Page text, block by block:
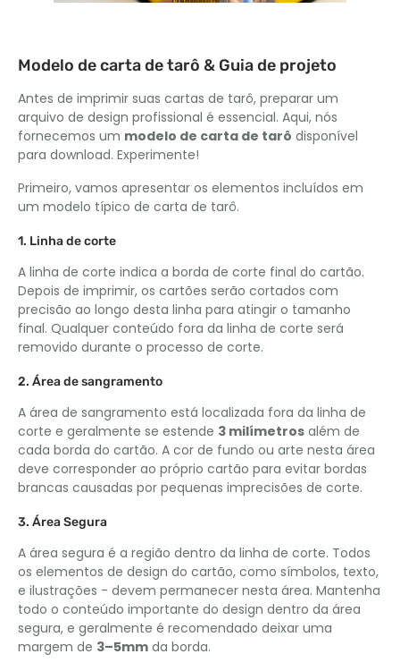
Modelo de carta de tarô & Guia de projeto
Antes de imprimir suas cartas de tarô, preparar um
arquivo de design profissional é essencial. Aqui, nós
fornecemos um modelo de carta de tarô disponível
para download. Experimente!
Primeiro, vamos apresentar os elementos incluídos em
um modelo típico de carta de tarô.
1. Linha de corte
A linha de corte indica a borda de corte final do cartão.
Depois de imprimir, os cartões serão cortados com
precisão ao longo desta linha para atingir o tamanho
final. Qualquer conteúdo fora da linha de corte será
removido durante o processo de corte.
2. Área de sangramento
A área de sangramento está localizada fora da linha de
corte e geralmente se estende 3 milímetros além de
cada borda do cartão. A cor de fundo ou arte nesta área
deve corresponder ao próprio cartão para evitar bordas
brancas causadas por pequenas imprecisões de corte.
3. Área Segura
A área segura é a região dentro da linha de corte. Todos
os elementos de design do cartão, como símbolos, texto,
e ilustrações - devem permanecer nesta área. Mantenha
todo o conteúdo importante do design dentro da área
segura, e geralmente é recomendado deixar uma
margem de 3–5mm da borda.